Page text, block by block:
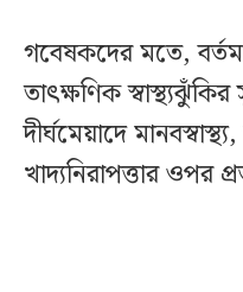
গবেষকদের মতে,
তাৎক্ষণিক
দীর্ঘমেয়াদে
খাদ্যনিরাপত্তার ওপর